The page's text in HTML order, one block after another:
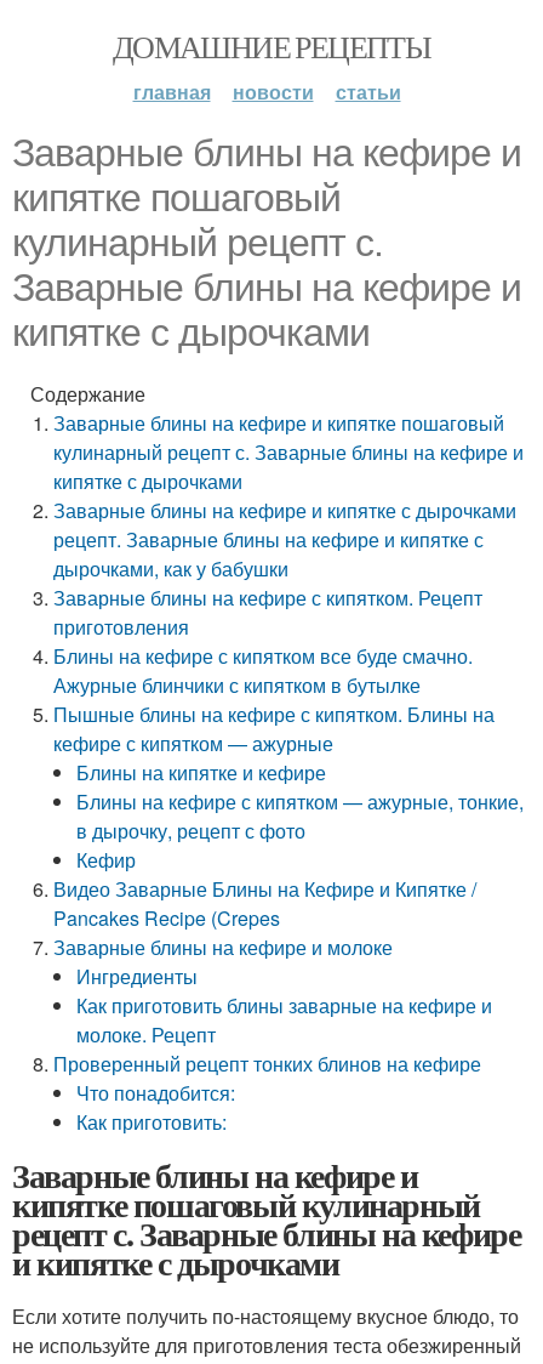
ДОМАШНИЕ РЕЦЕПТЫ
главная новости статьи
Заварные блины на кефире и
кипятке пошаговый
кулинарный рецепт с.
Заварные блины на кефире и
кипятке с дырочками
Содержание
Заварные блины на кефире и кипятке пошаговый
кулинарный рецепт с. Заварные блины на кефире и
кипятке с дырочками
Заварные блины на кефире и кипятке с дырочками
рецепт. Заварные блины на кефире и кипятке с
дырочками, как у бабушки
Заварные блины на кефире с кипятком. Рецепт
приготовления
Блины на кефире с кипятком все буде смачно.
Ажурные блинчики с кипятком в бутылке
Пышные блины на кефире с кипятком. Блины на
кефире с кипятком — ажурные
Блины на кипятке и кефире
Блины на кефире с кипятком — ажурные, тонкие,
в дырочку, рецепт с фото
Кефир
Видео Заварные Блины на Кефире и Кипятке /
Pancakes Recipe (Crepes
Заварные блины на кефире и молоке
Ингредиенты
Как приготовить блины заварные на кефире и
молоке. Рецепт
Проверенный рецепт тонких блинов на кефире
Что понадобится:
Как приготовить:
Заварные блины на кефире и
кипятке пошаговый кулинарный
рецепт с. Заварные блины на кефире
и кипятке с дырочками
Если хотите получить по-настоящему вкусное блюдо, то
не используйте для приготовления теста обезжиренный